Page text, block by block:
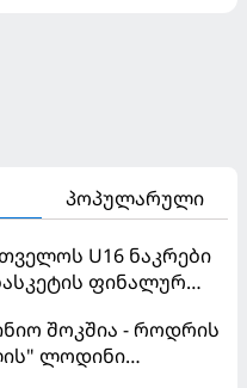
პოპულარული
U16 ნაკრები
ფინალურ
იწყებს
შოკშია - როდრის
ლოდინი